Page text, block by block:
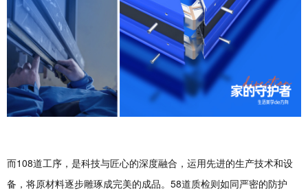
而108道工序，是科技与匠心的深度融合，运用先进的生产技术和设
备，将原材料逐步雕琢成完美的成品。58道质检则如同严密的防护